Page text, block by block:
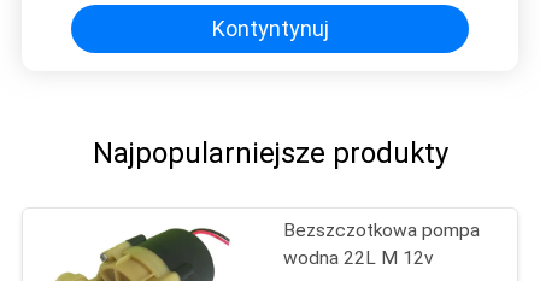
Kontyntynuj
Najpopularniejsze produkty
Bezszczotkowa pompa
wodna 22L M 12v